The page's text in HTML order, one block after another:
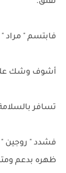
فابتسم " مراد "
أشوف وشك
تسافر
فشدد " روجين
ظهره بدعم